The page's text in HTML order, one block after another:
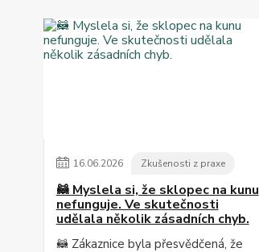
16.06.2026 Zkušenosti z praxe
🦝 Myslela si, že sklopec na kunu
nefunguje. Ve skutečnosti
udělala několik zásadních chyb.
🦝 Zákaznice byla přesvědčená, že